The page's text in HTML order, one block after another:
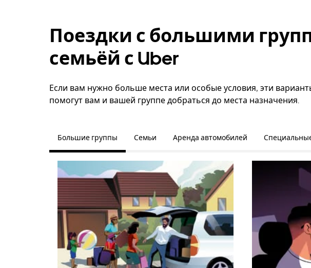
Поездки с большими
семьёй с Uber
Если вам нужно больше места или особые условия, эти
помогут вам и вашей группе добраться до места назначения.
Большие группы Семьи Аренда автомобилей